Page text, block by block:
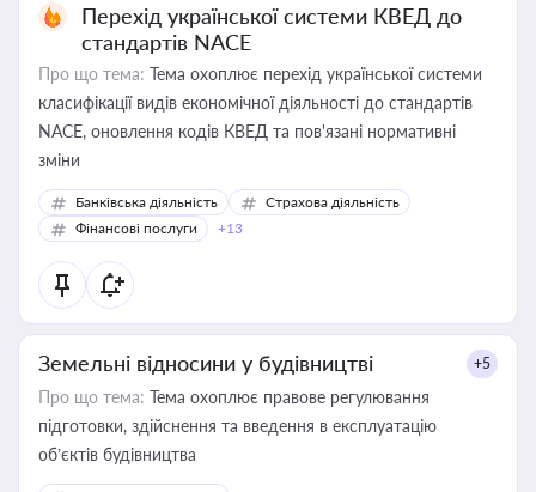
Перехід української системи КВЕД до
стандартів NACE
Про що тема: Тема охоплює перехід української системи
класифікації видів економічної діяльності до стандартів
NACE, оновлення кодів КВЕД та пов'язані нормативні
зміни
Банківська діяльність
Страхова діяльність
Фінансові послуги
+13
Земельні відносини у будівництві +5
Про що тема: Тема охоплює правове регулювання
підготовки, здійснення та введення в експлуатацію
об’єктів будівництва